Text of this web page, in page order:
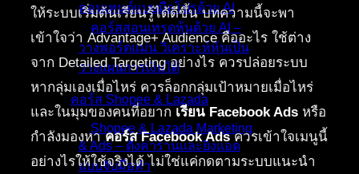
คอนเทนต์แบบมือโปรด้วย AI
คอร์สสอนเทรดหุ้นด้วย AI –
วางพอร์ตแม่น วิเคราะห์หุ้นเป็น
วางแผนการเงินได้
คอร์ส Shopee & Lazada
Shopee & Lazada Marketing
& Ads – ตั้งค่าร้านและยิงแอด
แบบจับมือทำ
ให้ระบบเริ่มต้นเรียนรู้ได้ดีขึ้น บทความนี้จะพา
เข้าใจว่า Advantage+ Audience คืออะไร ใช้ต่าง
จาก Detailed Targeting อย่างไร ควรปล่อยระบบ
หากลุ่มเองเมื่อไหร่ ควรล็อกกลุ่มเป้าหมายเมื่อไหร่
และในมุมของคนที่อยาก เรียน Facebook Ads หรือ
กำลังมองหาคอร์ส Facebook Adsควรเข้าใจเมนูนี้
อย่างไรให้ใช้จริงได้ ไม่ใช่แค่กดตามระบบแนะนำ